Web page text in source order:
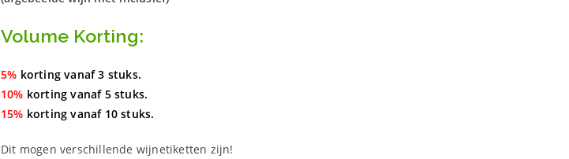
Volume Korting:
5% korting vanaf 3 stuks.
10% korting vanaf 5 stuks.
15% korting vanaf 10 stuks.
Dit mogen verschillende wijnetiketten zijn!